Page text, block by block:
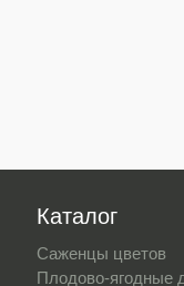
Каталог
Саженцы цветов
Плодово-ягодные